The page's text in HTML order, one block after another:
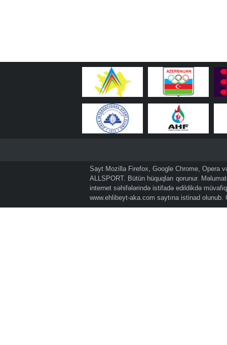
Sayt Mozilla Firefox, Google Chrome, Opera
ALLSPORT. Bütün hüquqları qorunur.
internet səhifələrində istifadə edildikdə
www.ehlibeyt-aka.com saytına istinad olunub.